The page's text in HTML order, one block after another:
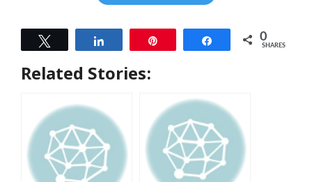
Share 0
SHARES
Related Stories: